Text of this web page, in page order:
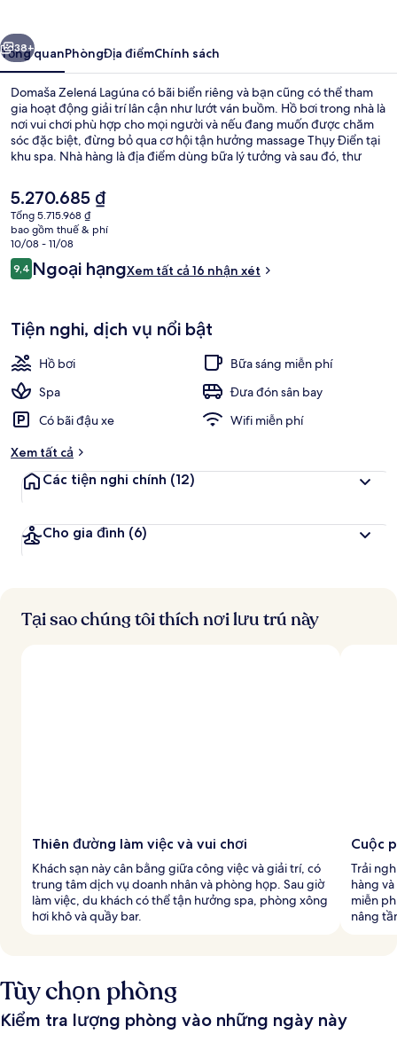
Tiếp
38+
Tổng quanPhòngĐịa điểmChính sách
Domaša Zelená Lagúna có bãi biển riêng và bạn cũng có thể tham
gia hoạt động giải trí lân cận như lướt ván buồm. Hồ bơi trong nhà là
nơi vui chơi phù hợp cho mọi người và nếu đang muốn được chăm
sóc đặc biệt, đừng bỏ qua cơ hội tận hưởng massage Thụy Điển tại
khu spa. Nhà hàng là địa điểm dùng bữa lý tưởng và sau đó, thư
nghi khác bao gồm câu lạc bộ trẻ em miễn phí, câu lạc bộ sức khỏe
và trung tâm thể thao phục vụ 24 giờ.
Giá
hiện
tại
là
5.270.685 ₫
5.270.685 ₫
Tổng 5.715.968 ₫
bao gồm thuế & phí
10/08 - 11/08
Nhận
xét
9,49,4 trên 10,
Ngoại hạngXem tất cả 16 nhận xét
Tiện nghi, dịch vụ nổi bật
Hồ bơi
Bữa sáng miễn phí
Spa
Đưa đón sân bay
Có bãi đậu xe
Wifi miễn phí
Xem tất cả
Các tiện nghi chính (12)
Cho gia đình (6)
Tại sao chúng tôi thích nơi lưu trú này
Thiên đường làm việc và vui chơi
Khách sạn này cân bằng giữa công việc và giải trí, có
trung tâm dịch vụ doanh nhân và phòng họp. Sau giờ
làm việc, du khách có thể tận hưởng spa, phòng xông
hơi khô và quầy bar.
Cuộc
Trải
hàng
miễn
nâng
Tùy chọn phòng
Kiểm tra lượng phòng vào những ngày này